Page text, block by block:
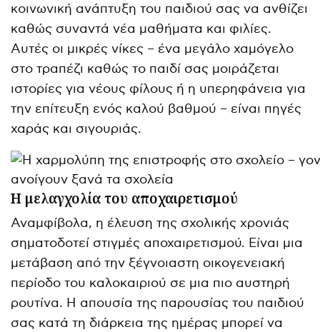
κοινωνική ανάπτυξη του παιδιού σας να ανθίζει
καθώς συναντά νέα μαθήματα και φιλίες.
Αυτές οι μικρές νίκες – ένα μεγάλο χαμόγελο
στο τραπέζι καθώς το παιδί σας μοιράζεται
ιστορίες για νέους φίλους ή η υπερηφάνεια για
την επίτευξη ενός καλού βαθμού – είναι πηγές
χαράς και σιγουριάς.
Η μελαγχολία του αποχαιρετισμού
Αναμφίβολα, η έλευση της σχολικής χρονιάς
σηματοδοτεί στιγμές αποχαιρετισμού. Είναι μια
μετάβαση από την ξέγνοιαστη οικογενειακή
περίοδο του καλοκαιριού σε μια πιο αυστηρή
ρουτίνα. Η απουσία της παρουσίας του παιδιού
σας κατά τη διάρκεια της ημέρας μπορεί να